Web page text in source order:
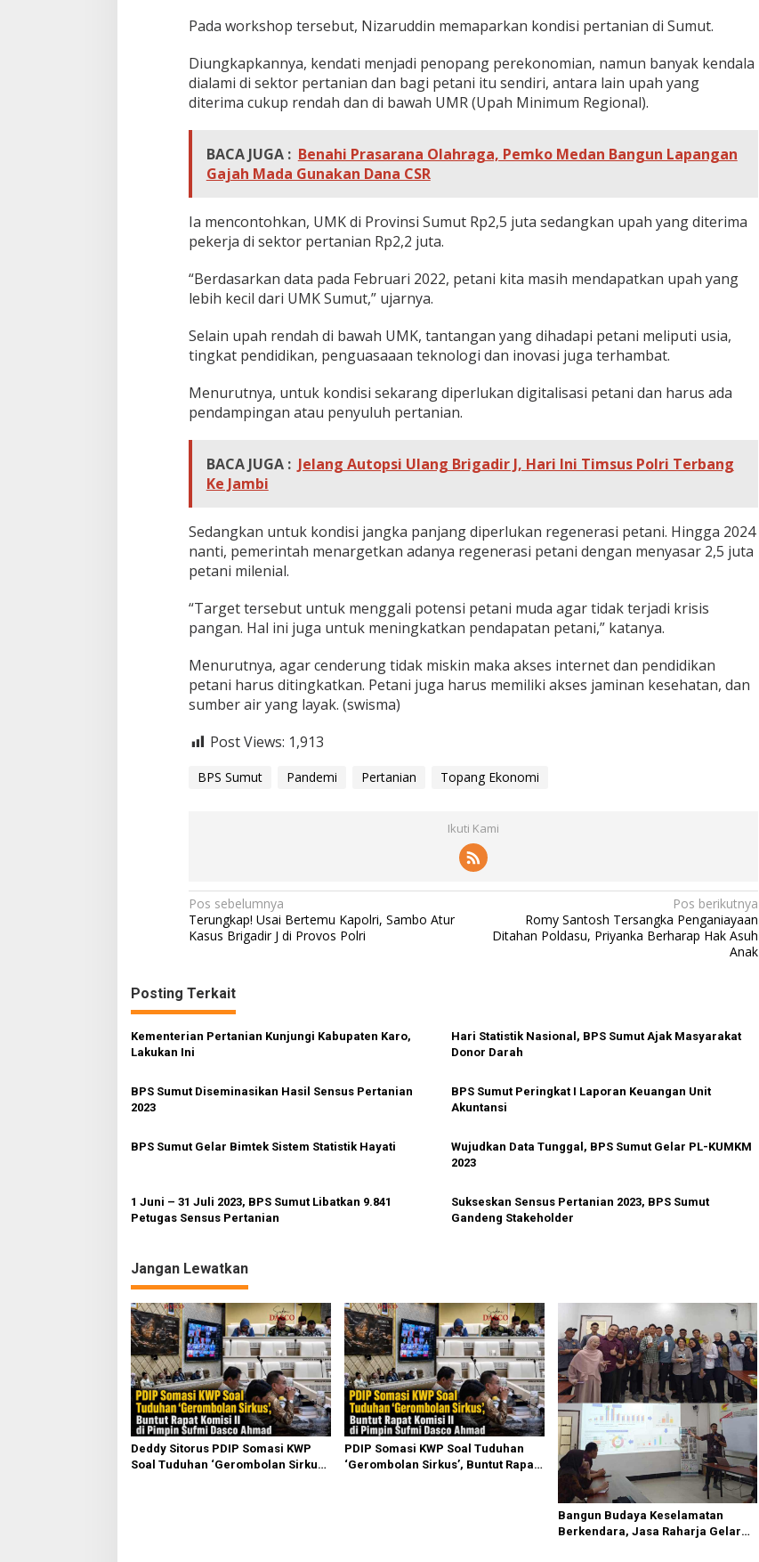
Pada workshop tersebut, Nizaruddin memaparkan kondisi pertanian di Sumut.
Diungkapkannya, kendati menjadi penopang perekonomian, namun banyak kendala
dialami di sektor pertanian dan bagi petani itu sendiri, antara lain upah yang
diterima cukup rendah dan di bawah UMR (Upah Minimum Regional).
BACA JUGA : Benahi Prasarana Olahraga, Pemko Medan Bangun Lapangan
Gajah Mada Gunakan Dana CSR
Ia mencontohkan, UMK di Provinsi Sumut Rp2,5 juta sedangkan upah yang diterima
pekerja di sektor pertanian Rp2,2 juta.
“Berdasarkan data pada Februari 2022, petani kita masih mendapatkan upah yang
lebih kecil dari UMK Sumut,” ujarnya.
Selain upah rendah di bawah UMK, tantangan yang dihadapi petani meliputi usia,
tingkat pendidikan, penguasaaan teknologi dan inovasi juga terhambat.
Menurutnya, untuk kondisi sekarang diperlukan digitalisasi petani dan harus ada
pendampingan atau penyuluh pertanian.
BACA JUGA : Jelang Autopsi Ulang Brigadir J, Hari Ini Timsus Polri Terbang
Ke Jambi
Sedangkan untuk kondisi jangka panjang diperlukan regenerasi petani. Hingga 2024
nanti, pemerintah menargetkan adanya regenerasi petani dengan menyasar 2,5 juta
petani milenial.
“Target tersebut untuk menggali potensi petani muda agar tidak terjadi krisis
pangan. Hal ini juga untuk meningkatkan pendapatan petani,” katanya.
Menurutnya, agar cenderung tidak miskin maka akses internet dan pendidikan
petani harus ditingkatkan. Petani juga harus memiliki akses jaminan kesehatan, dan
sumber air yang layak. (swisma)
Post Views: 1,913
BPS Sumut Pandemi Pertanian Topang Ekonomi
Ikuti Kami
N
a
i
g
a
s
i
s
Pos sebelumnya
Terungkap! Usai Bertemu Kapolri, Sambo Atur
Kasus Brigadir J di Provos Polri
Pos berikutnya
Romy Santosh Tersangka Penganiayaan
Ditahan Poldasu, Priyanka Berharap Hak Asuh
Anak
Posting Terkait
Kementerian Pertanian Kunjungi Kabupaten Karo,
Lakukan Ini
Hari Statistik Nasional, BPS Sumut Ajak Masyarakat
Donor Darah
BPS Sumut Diseminasikan Hasil Sensus Pertanian
2023
BPS Sumut Peringkat I Laporan Keuangan Unit
Akuntansi
BPS Sumut Gelar Bimtek Sistem Statistik Hayati
Wujudkan Data Tunggal, BPS Sumut Gelar PL-KUMKM
2023
1 Juni – 31 Juli 2023, BPS Sumut Libatkan 9.841
Petugas Sensus Pertanian
Sukseskan Sensus Pertanian 2023, BPS Sumut
Gandeng Stakeholder
Jangan Lewatkan
Deddy Sitorus PDIP Somasi KWP
Soal Tuduhan ‘Gerombolan Sirkus’,
PDIP Somasi KWP Soal Tuduhan
‘Gerombolan Sirkus’, Buntut Rapat
Bangun Budaya Keselamatan
Berkendara, Jasa Raharja Gelar